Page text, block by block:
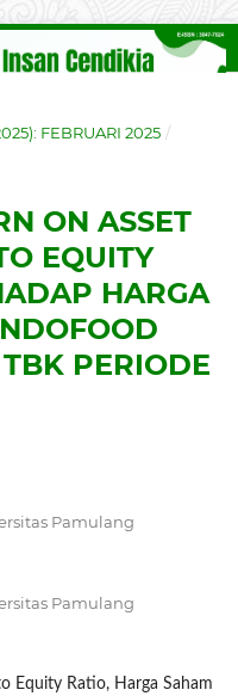
FEBRUARI 2025 /
ON ASSET
EQUITY
HARGA
PERIODE
Pamulang
Pamulang
Equity Ratio, Harga Saham